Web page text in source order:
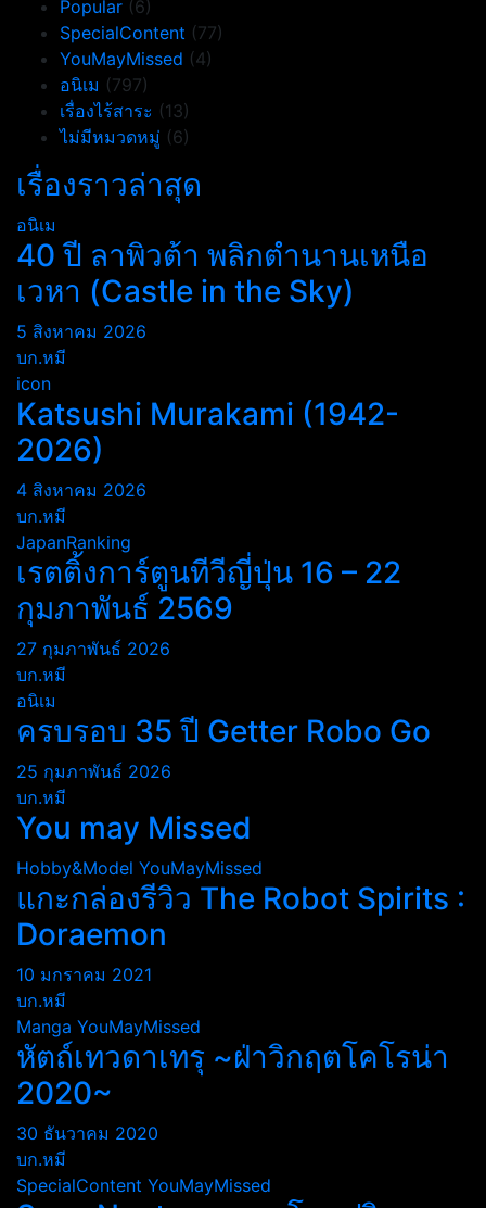
Popular (6)
SpecialContent (77)
YouMayMissed (4)
อนิเม (797)
เรื่องไร้สาระ (13)
ไม่มีหมวดหมู่ (6)
เรื่องราวล่าสุด
อนิเม
40 ปี ลาพิวต้า พลิกตำนานเหนือ
เวหา (Castle in the Sky)
5 สิงหาคม 2026
บก.หมี
icon
Katsushi Murakami (1942-
2026)
4 สิงหาคม 2026
บก.หมี
JapanRanking
เรตติ้งการ์ตูนทีวีญี่ปุ่น 16 – 22
กุมภาพันธ์ 2569
27 กุมภาพันธ์ 2026
บก.หมี
อนิเม
ครบรอบ 35 ปี Getter Robo Go
25 กุมภาพันธ์ 2026
บก.หมี
You may Missed
Hobby&Model YouMayMissed
แกะกล่องรีวิว The Robot Spirits :
Doraemon
10 มกราคม 2021
บก.หมี
Manga YouMayMissed
หัตถ์เทวดาเทรุ ~ฝ่าวิกฤตโคโรน่า
2020~
30 ธันวาคม 2020
บก.หมี
SpecialContent YouMayMissed